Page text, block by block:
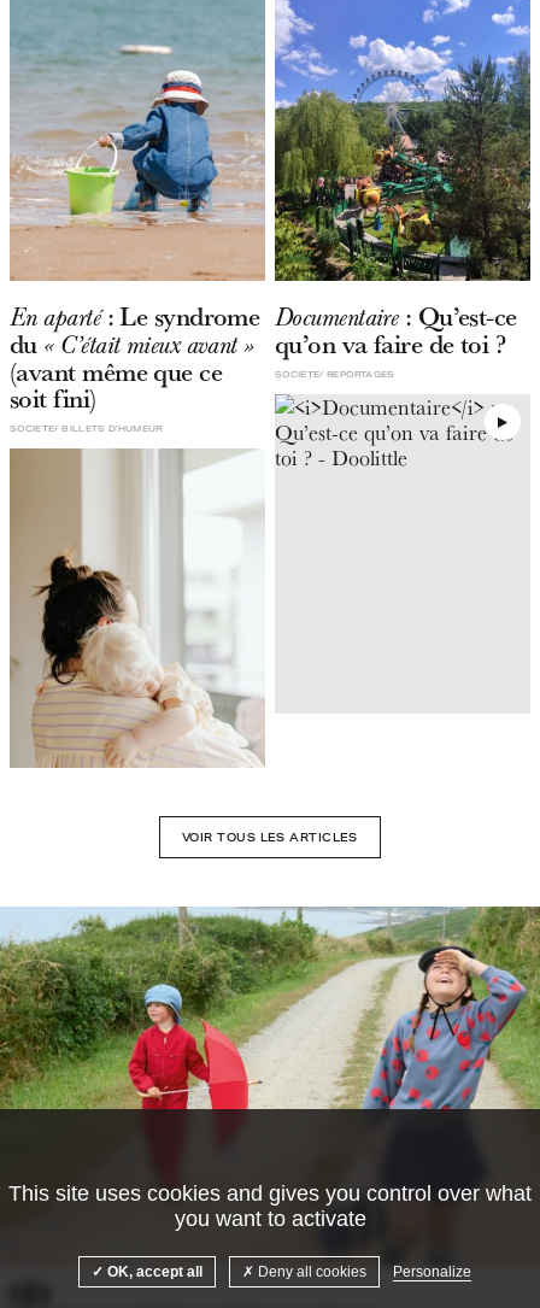
En aparté: Le syndrome
du « C’était mieux avant »
(avant même que ce
soit fini)
BILLETS D'HUMEUR
SOCIETE
Documentaire: Qu’est-ce
qu’on va faire de toi ?
REPORTAGES
SOCIETE
VOIR TOUS LES ARTICLES
This site uses cookies and gives you control over what
you want to activate
OK, accept all Deny all cookies Personalize